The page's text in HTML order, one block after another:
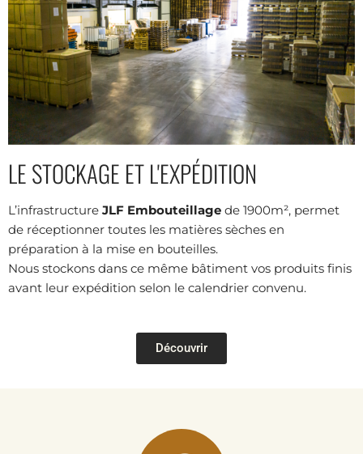
LE STOCKAGE ET L'EXPÉDITION
L’infrastructure JLF Embouteillage de 1900m², permet
de réceptionner toutes les matières sèches en
préparation à la mise en bouteilles.
Nous stockons dans ce même bâtiment vos produits finis
avant leur expédition selon le calendrier convenu.
Découvrir